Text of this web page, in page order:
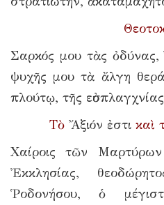
Σαρκός μου τὰς ὀδύνας,
ψυχῆς μου τὰ ἄλγη
πλούτῳ, τῆς
ΤὸἌξιόν ἐστι καὶ
Χαίροις τῶν
Ἐκκλησίας,
Ῥοδονήσου, ὁ